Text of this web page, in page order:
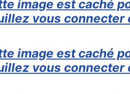
image est caché
vous connecter
image est caché
vous connecter